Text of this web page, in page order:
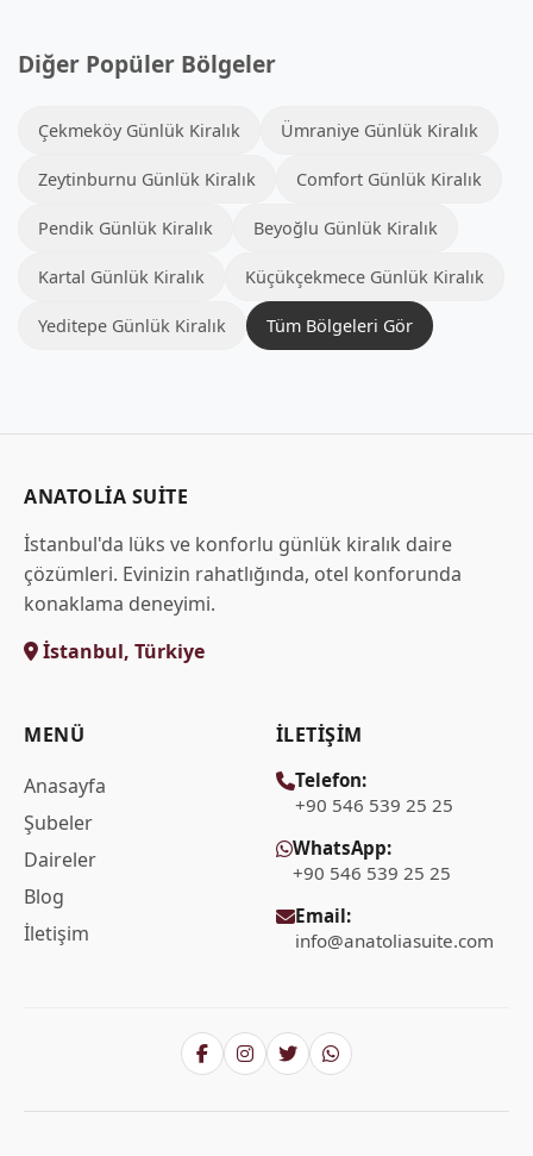
Diğer Popüler Bölgeler
Çekmeköy Günlük Kiralık Ümraniye Günlük Kiralık
Zeytinburnu Günlük Kiralık Comfort Günlük Kiralık
Pendik Günlük Kiralık Beyoğlu Günlük Kiralık
Kartal Günlük Kiralık Küçükçekmece Günlük Kiralık
Yeditepe Günlük Kiralık Tüm Bölgeleri Gör
ANATOLIA SUITE
İstanbul'da lüks ve konforlu günlük kiralık daire
çözümleri. Evinizin rahatlığında, otel konforunda
konaklama deneyimi.
İstanbul, Türkiye
MENÜ
Anasayfa
Şubeler
Daireler
Blog
İletişim
İLETIŞIM
Telefon:
+90 546 539 25 25
WhatsApp:
+90 546 539 25 25
Email:
info@anatoliasuite.com